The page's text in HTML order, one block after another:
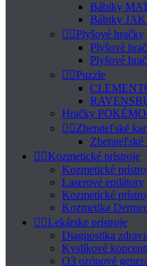
Bábiky
Bábiky
 Plyšové hračky
Plyšové
Plyšové
 Puzzle
Hračky
 Zberateľské
 Kozmetické prístroje
Kozmetické
Laserové epilátory
Kozmetické
Kozmetika
 Lekárske prístroje
Diagnostika
Kyslíkové
O3 ozónové